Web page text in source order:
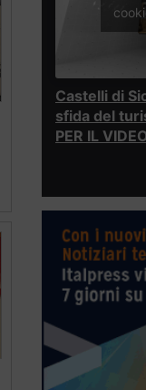
Castelli di
sfida del
PER IL